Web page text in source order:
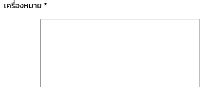
เครื่องหมาย *